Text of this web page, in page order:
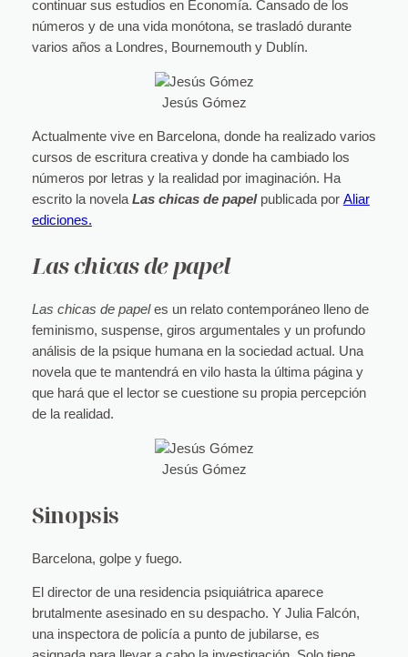
continuar sus estudios en Economía. Cansado de los
números y de una vida monótona, se trasladó durante
varios años a Londres, Bournemouth y Dublín.
Jesús Gómez
Actualmente vive en Barcelona, donde ha realizado varios
cursos de escritura creativa y donde ha cambiado los
números por letras y la realidad por imaginación. Ha
escrito la novela Las chicas de papel publicada por Aliar
ediciones.
Las chicas de papel
Las chicas de papeles un relato contemporáneo lleno de
feminismo, suspense, giros argumentales y un profundo
análisis de la psique humana en la sociedad actual. Una
novela que te mantendrá en vilo hasta la última página y
que hará que el lector se cuestione su propia percepción
de la realidad.
Jesús Gómez
Sinopsis
Barcelona, golpe y fuego.
El director de una residencia psiquiátrica aparece
brutalmente asesinado en su despacho. Y Julia Falcón,
una inspectora de policía a punto de jubilarse, es